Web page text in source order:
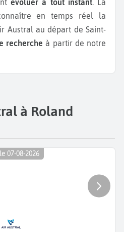
évoluer à tout instant. La
en temps réel la
Austral au départ de Saint-
recherche à partir de notre
à Roland
07-08-2026